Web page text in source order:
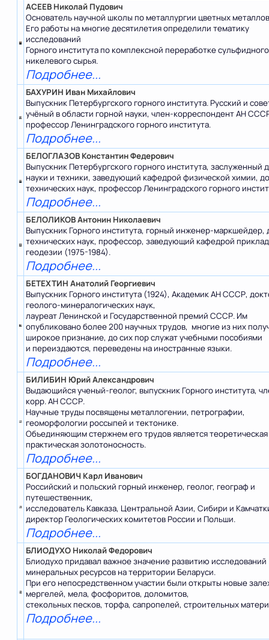
АСЕЕВ Николай Пудович
Основатель научной школы по металлургии цветных
Его работы на многие десятилетия определили тематику
исследований
Горного института по комплексной переработке
никелевого сырья.
Подробнее...
БАХУРИН Иван Михайлович
Выпускник Петербургского горного института. Русский и
учёный в области горной науки, член-корреспондент АН
профессор Ленинградского горного института.
Подробнее...
БЕЛОГЛАЗОВ Константин Федерович
Выпускник Петербургского горного института, заслуженный
науки и техники, заведующий кафедрой физической химии,
технических наук, профессор Ленинградского горного
Подробнее...
БЕЛОЛИКОВ Антонин Николаевич
Выпускник Горного института, горный инженер-маркшейдер,
технических наук, профессор, заведующий кафедрой
геодезии (1975-1984).
Подробнее...
БЕТЕХТИН Анатолий Георгиевич
Выпускник Горного института (1924), Академик АН СССР,
геолого-минералогических наук,
лауреат Ленинской и Государственной премий СССР. Им
опубликовано более 200 научных трудов, многие из них
широкое признание, до сих пор служат учебными пособиями
и переиздаются, переведены на иностранные языки.
Подробнее...
БИЛИБИН Юрий Александрович
Выдающийся ученый-геолог, выпускник Горного института,
корр. АН СССР.
Научные труды посвящены металлогении, петрографии,
геоморфологии россыпей и тектонике.
Объединяющим стержнем его трудов является
практическая золотоносность.
Подробнее...
БОГДАНОВИЧ Карл Иванович
Российский и польский горный инженер, геолог, географ и
путешественник,
исследователь Кавказа, Центральной Азии, Сибири и
директор Геологических комитетов России и Польши.
Подробнее...
БЛИОДУХО Николай Федорович
Блиодухо придавал важное значение развитию исследований
минеральных ресурсов на территории Беларуси.
При его непосредственном участии были открыты новые
мергелей, мела, фосфоритов, доломитов,
стекольных песков, торфа, сапропелей, строительных
Подробнее...